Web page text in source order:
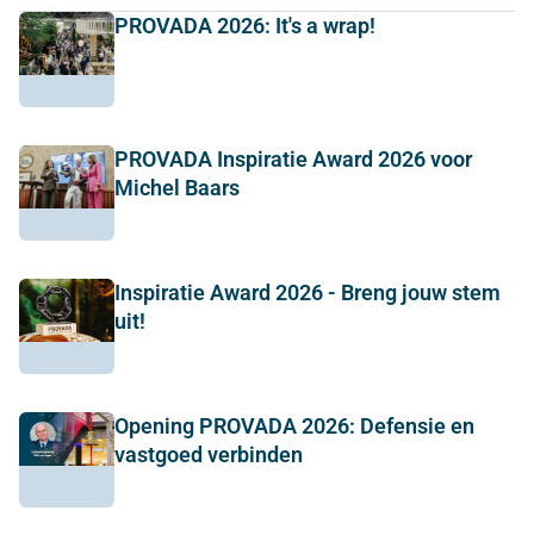
PROVADA 2026: It's a wrap!
PROVADA Inspiratie Award 2026 voor
Michel Baars
Inspiratie Award 2026 - Breng jouw stem
uit!
Opening PROVADA 2026: Defensie en
vastgoed verbinden